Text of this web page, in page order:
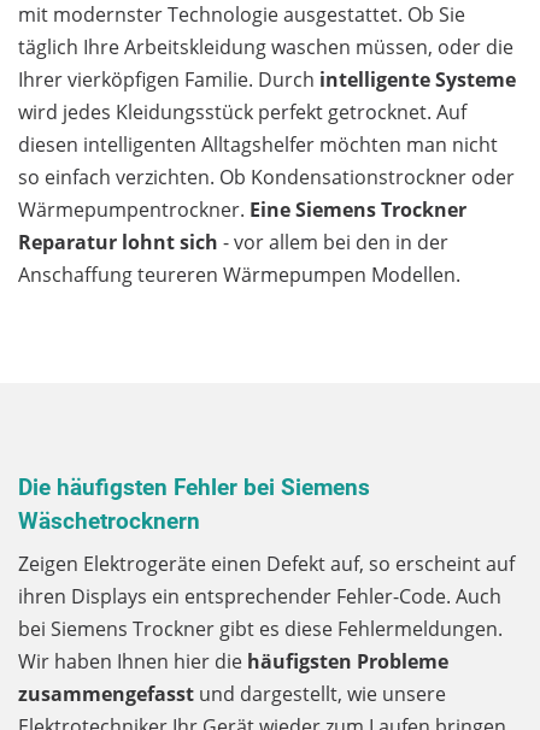
mit modernster Technologie ausgestattet. Ob Sie
täglich Ihre Arbeitskleidung waschen müssen, oder die
Ihrer vierköpfigen Familie. Durch intelligente Systeme
wird jedes Kleidungsstück perfekt getrocknet. Auf
diesen intelligenten Alltagshelfer möchten man nicht
so einfach verzichten. Ob Kondensationstrockner oder
Wärmepumpentrockner. Eine Siemens Trockner
Reparatur lohnt sich - vor allem bei den in der
Anschaffung teureren Wärmepumpen Modellen.
Die häufigsten Fehler bei Siemens
Wäschetrocknern
Zeigen Elektrogeräte einen Defekt auf, so erscheint auf
ihren Displays ein entsprechender Fehler-Code. Auch
bei Siemens Trockner gibt es diese Fehlermeldungen.
Wir haben Ihnen hier die häufigsten Probleme
zusammengefasst und dargestellt, wie unsere